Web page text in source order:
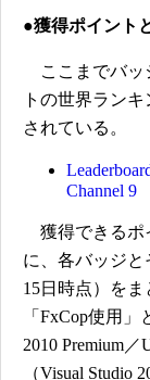
●獲得ポイント
ここまでバッ
トの世界ラン
されている。
Channel 9
獲得できるポ
に、各バッジと
15日時点）を
「FxCop使用
2010 Premium
（Visual Studio